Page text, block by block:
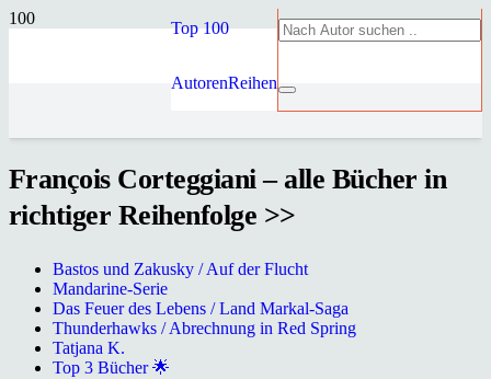
Top 100
AutorenReihen
François Corteggiani – alle Bücher in
richtiger Reihenfolge >>
Bastos und Zakusky / Auf der Flucht
Mandarine-Serie
Das Feuer des Lebens / Land Markal-Saga
Thunderhawks / Abrechnung in Red Spring
Tatjana K.
Top 3 Bücher 🌟